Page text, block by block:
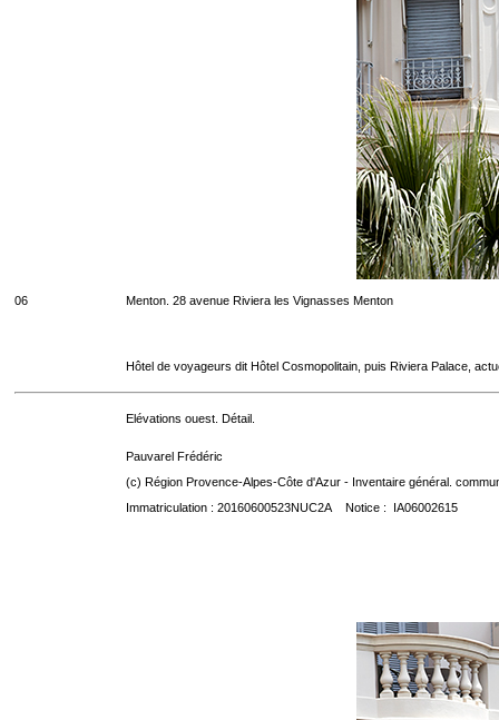
06 Menton. 28 avenue Riviera les Vignasses Menton
Hôtel de voyageurs dit Hôtel Cosmopolitain, puis Riviera Palace,
Elévations ouest. Détail.
Pauvarel Frédéric
(c) Région Provence-Alpes-Côte d'Azur - Inventaire général.
Immatriculation : 20160600523NUC2A Notice : IA06002615